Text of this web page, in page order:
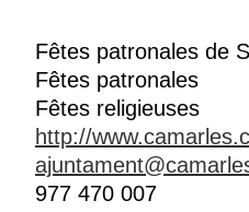
Fêtes patronales de
Fêtes patronales
Fêtes religieuses
http://
977 470 007